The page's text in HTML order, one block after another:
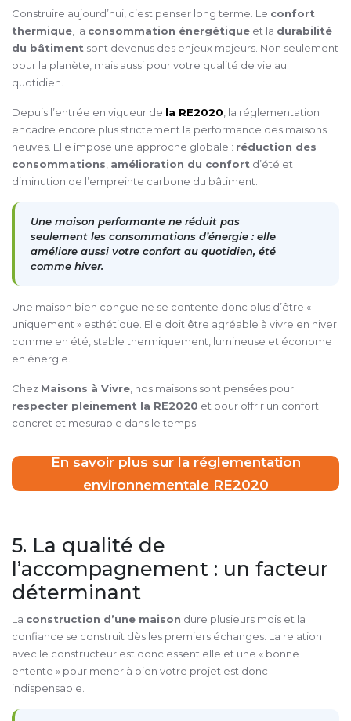
Construire aujourd’hui, c’est penser long terme. Le confort
thermique, la consommation énergétique et la durabilité
du bâtiment sont devenus des enjeux majeurs. Non seulement
pour la planète, mais aussi pour votre qualité de vie au
quotidien.
Depuis l’entrée en vigueur de la RE2020, la réglementation
encadre encore plus strictement la performance des maisons
neuves. Elle impose une approche globale : réduction des
consommations, amélioration du confort d’été et
diminution de l’empreinte carbone du bâtiment.
Une maison performante ne réduit pas
seulement les consommations d’énergie : elle
améliore aussi votre confort au quotidien, été
comme hiver.
Une maison bien conçue ne se contente donc plus d’être «
uniquement » esthétique. Elle doit être agréable à vivre en hiver
comme en été, stable thermiquement, lumineuse et économe
en énergie.
Chez Maisons à Vivre, nos maisons sont pensées pour
respecter pleinement la RE2020 et pour offrir un confort
concret et mesurable dans le temps.
En savoir plus sur la réglementation
environnementale RE2020
5. La qualité de
l’accompagnement : un facteur
déterminant
La construction d’une maison dure plusieurs mois et la
confiance se construit dès les premiers échanges. La relation
avec le constructeur est donc essentielle et une « bonne
entente » pour mener à bien votre projet est donc
indispensable.